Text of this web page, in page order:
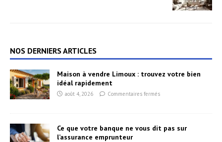
NOS DERNIERS ARTICLES
Maison à vendre Limoux : trouvez votre bien
idéal rapidement
août 4, 2026 Commentaires fermés
Ce que votre banque ne vous dit pas sur
l’assurance emprunteur